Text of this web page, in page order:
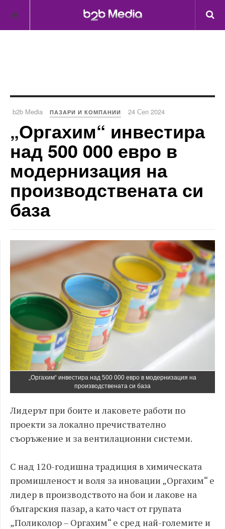
b2b Media ПАЗАРИ И КОМПАНИИ 24 Сеп 2024
„Оргахим“ инвестира
над 500 000 евро в
модернизация на
производствената си
база
„Оргахим“ инвестира над 500 000 евро в модернизация на
производствената си база
Лидерът при боите и лаковете работи по
проекти за локално пречиствателно
съоръжение и за вентилационни системи.
С над 120-годишна традиция в химическата
промишленост и воля за иновации „Оргахим“ е
лидер в производството на бои и лакове на
българския пазар, а като част от групата
„Поликолор – Оргахим“ е сред най-големите и